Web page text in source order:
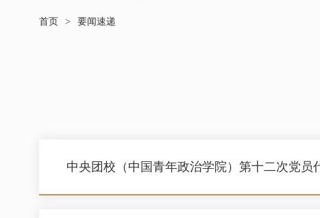
首页 > 要闻速递
中央团校（中国青年政治学院）第十二次党员